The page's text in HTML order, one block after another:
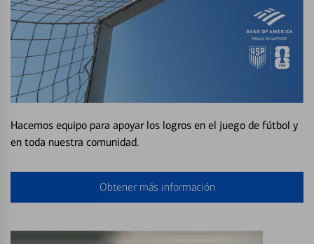
Hacemos equipo para apoyar los logros en el juego de fútbol y
en toda nuestra comunidad.
Obtener más información